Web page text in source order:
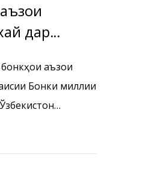
дар
аъзои
Бонки миллии